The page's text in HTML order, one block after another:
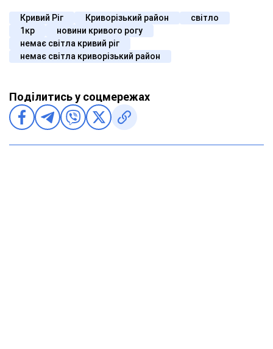
Кривий Ріг Криворізький район
світло
1кр
новини кривого рогу
немає світла кривий ріг
немає світла криворізький район
Поділитись у соцмережах